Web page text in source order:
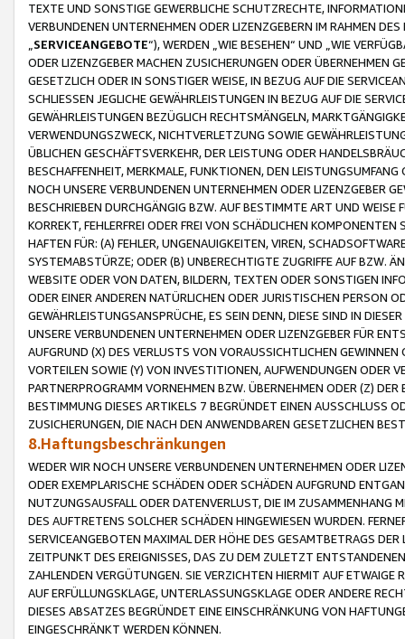
TEXTE UND SONSTIGE GEWERBLICHE SCHUTZRECHTE,
VERBUNDENEN UNTERNEHMEN ODER LIZENZGEBERN IM RAHMEN
SERVICEANGEBOTE“), WERDEN „WIE BESEHEN“ UND „WIE
ODER LIZENZGEBER MACHEN ZUSICHERUNGEN ODER ÜBERNEHMEN
GESETZLICH ODER IN SONSTIGER WEISE, IN BEZUG AUF DIE
SCHLIESSEN JEGLICHE GEWÄHRLEISTUNGEN IN BEZUG AUF DIE
GEWÄHRLEISTUNGEN BEZÜGLICH RECHTSMÄNGELN,
VERWENDUNGSZWECK, NICHTVERLETZUNG SOWIE
ÜBLICHEN GESCHÄFTSVERKEHR, DER LEISTUNG ODER
BESCHAFFENHEIT, MERKMALE, FUNKTIONEN, DEN
NOCH UNSERE VERBUNDENEN UNTERNEHMEN ODER LIZENZGEBER
BESCHRIEBEN DURCHGÄNGIG BZW. AUF BESTIMMTE ART UND
KORREKT, FEHLERFREI ODER FREI VON SCHÄDLICHEN
HAFTEN FÜR: (A) FEHLER, UNGENAUIGKEITEN, VIREN,
SYSTEMABSTÜRZE; ODER (B) UNBERECHTIGTE ZUGRIFFE AUF BZW.
WEBSITE ODER VON DATEN, BILDERN, TEXTEN ODER SONSTIGEN
ODER EINER ANDEREN NATÜRLICHEN ODER JURISTISCHEN PERSON
GEWÄHRLEISTUNGSANSPRÜCHE, ES SEIN DENN, DIESE SIND IN
UNSERE VERBUNDENEN UNTERNEHMEN ODER LIZENZGEBER FÜR
AUFGRUND (X) DES VERLUSTS VON VORAUSSICHTLICHEN
VORTEILEN SOWIE (Y) VON INVESTITIONEN, AUFWENDUNGEN ODER
PARTNERPROGRAMM VORNEHMEN BZW. ÜBERNEHMEN ODER (Z)
BESTIMMUNG DIESES ARTIKELS 7 BEGRÜNDET EINEN AUSSCHLUSS
ZUSICHERUNGEN, DIE NACH DEN ANWENDBAREN GESETZLICHEN
8.Haftungsbeschränkungen
WEDER WIR NOCH UNSERE VERBUNDENEN UNTERNEHMEN ODER
ODER EXEMPLARISCHE SCHÄDEN ODER SCHÄDEN AUFGRUND
NUTZUNGSAUSFALL ODER DATENVERLUST, DIE IM ZUSAMMENHANG
DES AUFTRETENS SOLCHER SCHÄDEN HINGEWIESEN WURDEN.
SERVICEANGEBOTEN MAXIMAL DER HÖHE DES GESAMTBETRAGS
ZEITPUNKT DES EREIGNISSES, DAS ZU DEM ZULETZT
ZAHLENDEN VERGÜTUNGEN. SIE VERZICHTEN HIERMIT AUF
AUF ERFÜLLUNGSKLAGE, UNTERLASSUNGSKLAGE ODER ANDERE
DIESES ABSATZES BEGRÜNDET EINE EINSCHRÄNKUNG VON
EINGESCHRÄNKT WERDEN KÖNNEN.